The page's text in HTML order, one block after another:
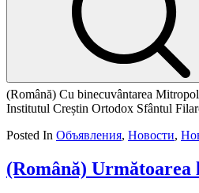
(Română) Cu binecuvântarea
Institutul Creștin Ortodox Sfântul
Posted In Объявления, Новости,
(Română) Următoarea